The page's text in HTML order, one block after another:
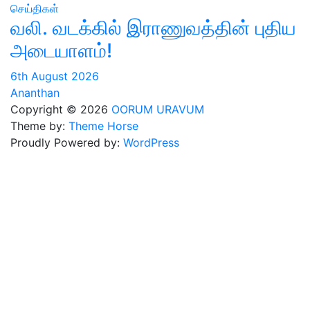
செய்திகள்
வலி. வடக்கில் இராணுவத்தின் புதிய
அடையாளம்!
6th August 2026
Ananthan
Copyright © 2026 OORUM URAVUM
Theme by: Theme Horse
Proudly Powered by: WordPress